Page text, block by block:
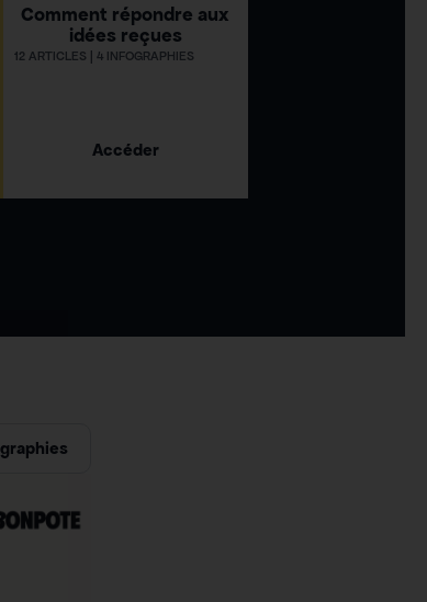
Comment répondre aux
idées reçues
12 ARTICLES | 4 INFOGRAPHIES
Accéder